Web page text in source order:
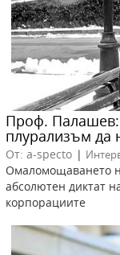
Проф. Палашев:
плурализъм да
От: a-specto |
Омаломощаването
абсолютен диктат
корпорациите